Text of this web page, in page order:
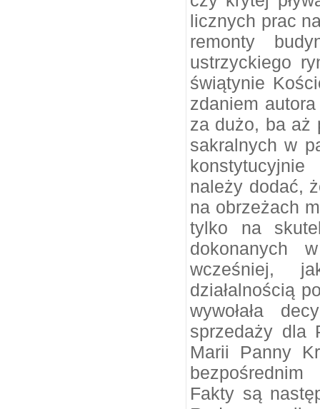
licznych prac
remonty
ustrzyckiego
świątynie
zdaniem
za dużo, ba aż
sakralnych w
należy dodać,
na obrzeżach
tylko na
dokonanych
wcześniej,
działalnością
wywołała
sprzedaży dla
Marii Panny
Fakty są